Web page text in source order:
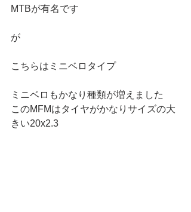
MTBが有名です
が
こちらはミニベロタイプ
ミニベロもかなり種類が増えました
このMFMはタイヤがかなりサイズの大
きい20x2.3